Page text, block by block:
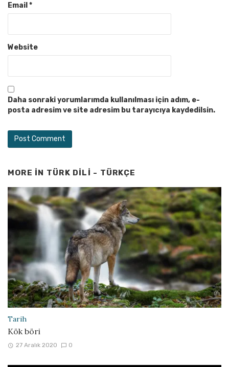
Email *
Website
Daha sonraki yorumlarımda kullanılması için adım, e-
posta adresim ve site adresim bu tarayıcıya kaydedilsin.
MORE IN TÜRK DILI - TÜRKÇE
Tarih
Kök böri
27 Aralık 2020 0